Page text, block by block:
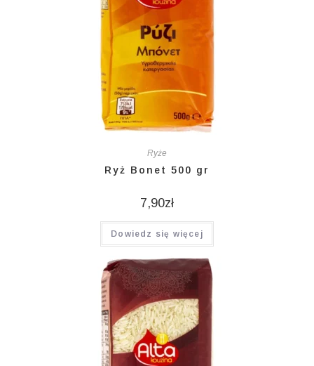
Ryże
Ryż Bonet 500 gr
7,90zł
Dowiedz się więcej